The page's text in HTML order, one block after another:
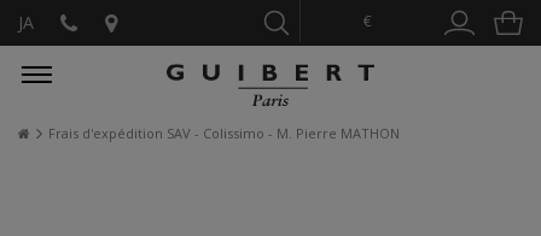
€
JA
Frais d'expédition SAV - Colissimo - M. Pierre MATHON